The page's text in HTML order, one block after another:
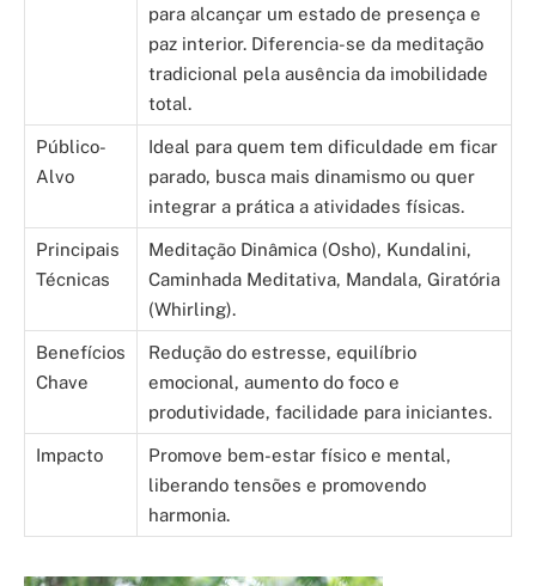
para alcançar um estado de presença e
paz interior. Diferencia-se da meditação
tradicional pela ausência da imobilidade
total.
Público-
Alvo
Ideal para quem tem dificuldade em ficar
parado, busca mais dinamismo ou quer
integrar a prática a atividades físicas.
Principais
Técnicas
Meditação Dinâmica (Osho), Kundalini,
Caminhada Meditativa, Mandala, Giratória
(Whirling).
Benefícios
Chave
Redução do estresse, equilíbrio
emocional, aumento do foco e
produtividade, facilidade para iniciantes.
Impacto
Promove bem-estar físico e mental,
liberando tensões e promovendo
harmonia.